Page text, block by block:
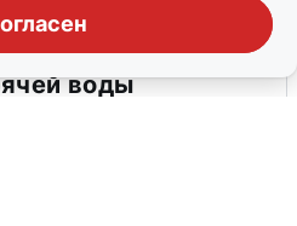
сроки
воды